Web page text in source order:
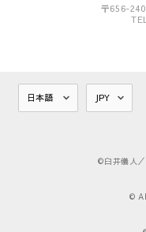
〒656-
©臼井儀人
©